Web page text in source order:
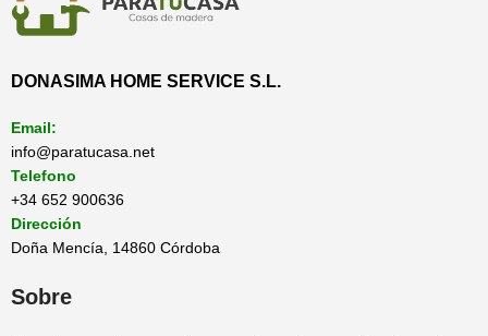
DONASIMA HOME SERVICE S.L.
Email:
info@paratucasa.net
Telefono
+34 652 900636
Dirección
Doña Mencía, 14860 Córdoba
Sobre